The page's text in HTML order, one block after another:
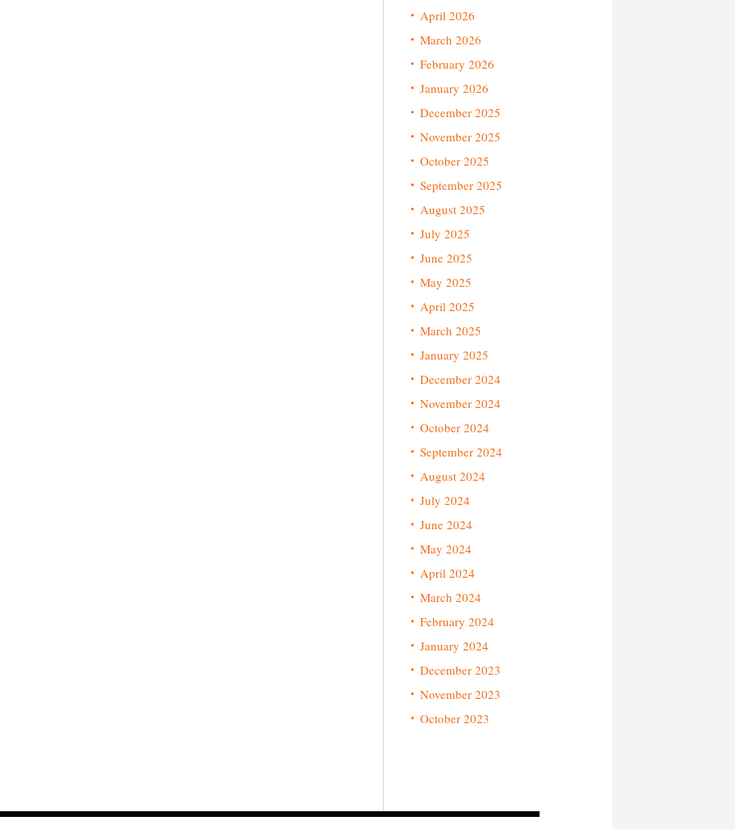
April 2026
March 2026
February 2026
January 2026
December 2025
November 2025
October 2025
September 2025
August 2025
July 2025
June 2025
May 2025
April 2025
March 2025
January 2025
December 2024
November 2024
October 2024
September 2024
August 2024
July 2024
June 2024
May 2024
April 2024
March 2024
February 2024
January 2024
December 2023
November 2023
October 2023